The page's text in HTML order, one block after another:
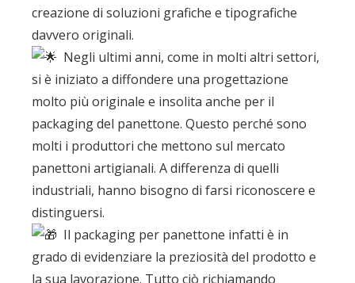
creazione di soluzioni grafiche e tipografiche
davvero originali.
Negli ultimi anni, come in molti altri settori,
si è iniziato a diffondere una progettazione
molto più originale e insolita anche per il
packaging del panettone. Questo perché sono
molti i produttori che mettono sul mercato
panettoni artigianali. A differenza di quelli
industriali, hanno bisogno di farsi riconoscere e
distinguersi.
Il packaging per panettone infatti è in
grado di evidenziare la preziosità del prodotto e
la sua lavorazione. Tutto ciò richiamando